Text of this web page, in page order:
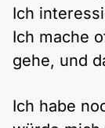
Ich
Ich mache
gehe, und
Ich habe